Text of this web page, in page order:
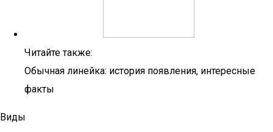
Читайте также:
Обычная линейка: история появления, интересные
факты
Виды